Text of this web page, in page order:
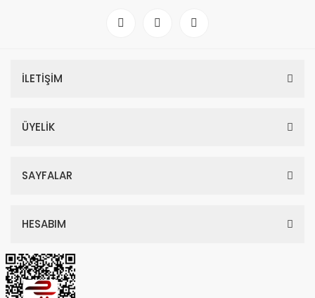
İLETİŞİM
ÜYELİK
SAYFALAR
HESABIM